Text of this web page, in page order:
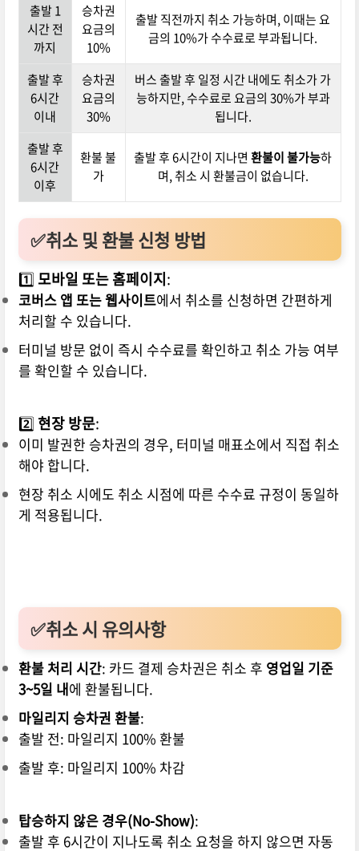
출발 1
시간 전
까지
승차권
요금의
10%
출발 직전까지 취소 가능하며, 이때는 요
금의 10%가 수수료로 부과됩니다.
출발 후
6시간
이내
승차권
요금의
30%
버스 출발 후 일정 시간 내에도 취소가 가
능하지만, 수수료로 요금의 30%가 부과
됩니다.
출발 후
6시간
이후
환불 불
가
출발 후 6시간이 지나면환불이 불가능하
며, 취소 시 환불금이 없습니다.
✅취소 및 환불 신청 방법
1️⃣ 모바일 또는 홈페이지:
코버스 앱 또는 웹사이트에서 취소를 신청하면 간편하게
처리할 수 있습니다.
터미널 방문 없이 즉시 수수료를 확인하고 취소 가능 여부
를 확인할 수 있습니다.
2️⃣ 현장 방문:
이미 발권한 승차권의 경우, 터미널 매표소에서 직접 취소
해야 합니다.
현장 취소 시에도 취소 시점에 따른 수수료 규정이 동일하
게 적용됩니다.
✅취소 시 유의사항
환불 처리 시간: 카드 결제 승차권은 취소 후 영업일 기준
3~5일 내에 환불됩니다.
마일리지 승차권 환불:
출발 전: 마일리지 100% 환불
출발 후: 마일리지 100% 차감
탑승하지 않은 경우(No-Show):
출발 후 6시간이 지나도록 취소 요청을 하지 않으면 자동